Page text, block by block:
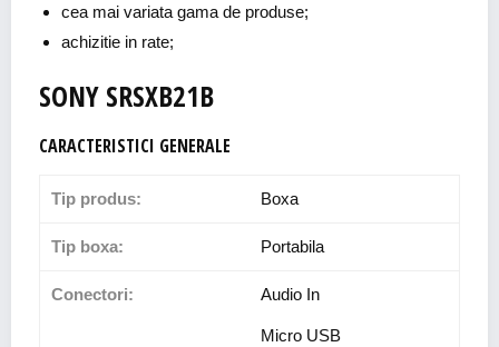
cea mai variata gama de produse;
achizitie in rate;
SONY SRSXB21B
CARACTERISTICI GENERALE
Tip produs: Boxa
Tip boxa: Portabila
Conectori: Audio In
Micro USB